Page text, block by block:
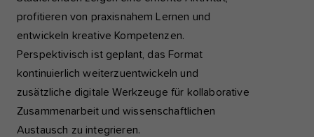
profitieren von praxisnahem Lernen und
entwickeln kreative Kompetenzen.
Perspektivisch ist geplant, das Format
kontinuierlich weiterzuentwickeln und
zusätzliche digitale Werkzeuge für kollaborative
Zusammenarbeit und wissenschaftlichen
Austausch zu integrieren.